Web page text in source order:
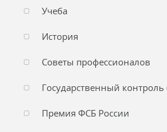
Учеба
История
Советы профессионалов
Государственный контроль
Премия ФСБ России